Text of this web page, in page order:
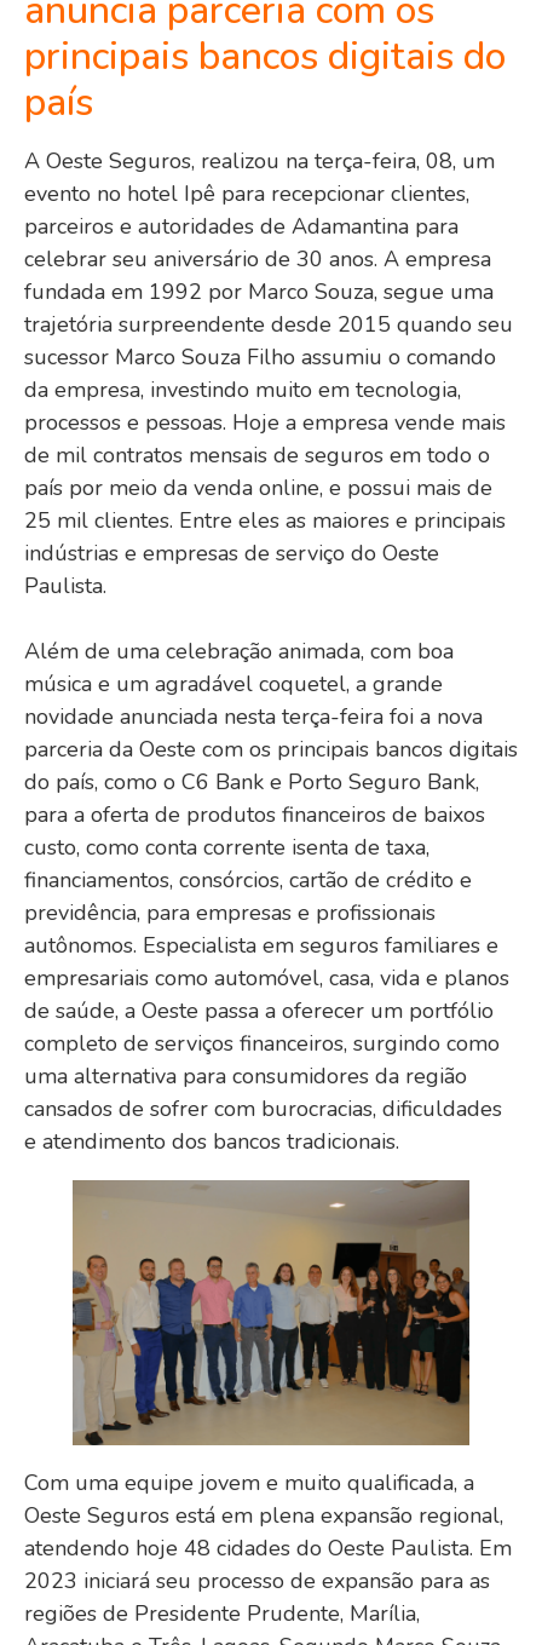
anuncia parceria com os
principais bancos digitais do
país
A Oeste Seguros, realizou na terça-feira, 08, um
evento no hotel Ipê para recepcionar clientes,
parceiros e autoridades de Adamantina para
celebrar seu aniversário de 30 anos. A empresa
fundada em 1992 por Marco Souza, segue uma
trajetória surpreendente desde 2015 quando seu
sucessor Marco Souza Filho assumiu o comando
da empresa, investindo muito em tecnologia,
processos e pessoas. Hoje a empresa vende mais
de mil contratos mensais de seguros em todo o
país por meio da venda online, e possui mais de
25 mil clientes. Entre eles as maiores e principais
indústrias e empresas de serviço do Oeste
Paulista.
Além de uma celebração animada, com boa
música e um agradável coquetel, a grande
novidade anunciada nesta terça-feira foi a nova
parceria da Oeste com os principais bancos digitais
do país, como o C6 Bank e Porto Seguro Bank,
para a oferta de produtos financeiros de baixos
custo, como conta corrente isenta de taxa,
financiamentos, consórcios, cartão de crédito e
previdência, para empresas e profissionais
autônomos. Especialista em seguros familiares e
empresariais como automóvel, casa, vida e planos
de saúde, a Oeste passa a oferecer um portfólio
completo de serviços financeiros, surgindo como
uma alternativa para consumidores da região
cansados de sofrer com burocracias, dificuldades
e atendimento dos bancos tradicionais.
Com uma equipe jovem e muito qualificada, a
Oeste Seguros está em plena expansão regional,
atendendo hoje 48 cidades do Oeste Paulista. Em
2023 iniciará seu processo de expansão para as
regiões de Presidente Prudente, Marília,